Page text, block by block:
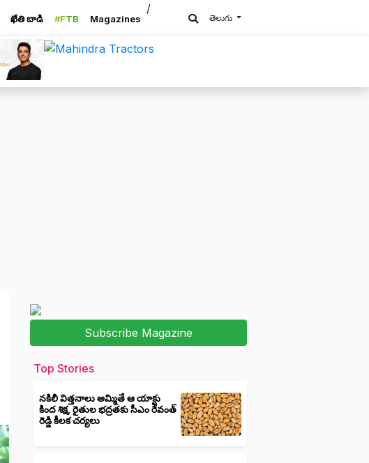
ఖేతి బాడి #FTB Magazines
/a>
తెలుగు
Subscribe Magazine
Top Stories
నకిలీ విత్తనాలు అమ్మితే ఆ యాక్టు
కింద శిక్ష, రైతుల భద్రతకు సీఎం రేవంత్
రెడ్డి కీలక చర్యలు